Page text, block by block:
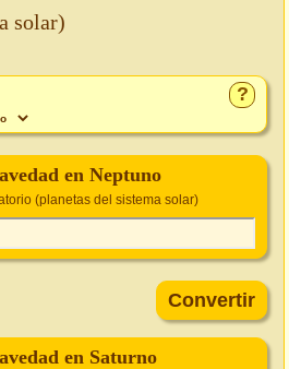
solar)
?
en Neptuno
(planetas del sistema solar)
en Saturno